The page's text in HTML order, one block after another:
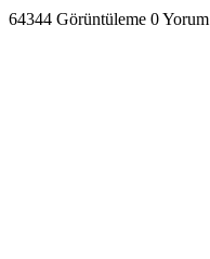
64344 Görüntüleme 0 Yorum